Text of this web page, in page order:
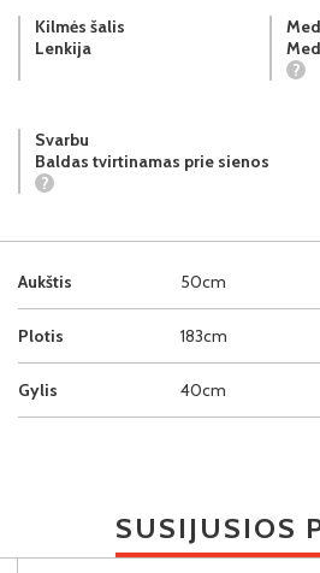
Aukštis 50cm
Plotis 183cm
Gylis 40cm
Kilmės šalis
Lenkija
?
Svarbu
Baldas tvirtinamas prie sienos
?
SUSIJUSIOS